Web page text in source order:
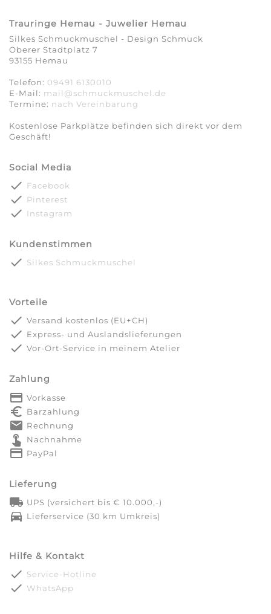
Trauringe Hemau - Juwelier Hemau
Silkes Schmuckmuschel - Design Schmuck
Oberer Stadtplatz 7
93155 Hemau
Telefon: 09491 6130010
E-Mail: mail@schmuckmuschel.de
Termine: nach Vereinbarung​​​​​​​
Kostenlose Parkplätze befinden sich direkt vor dem
Geschäft!
Social Media
done Facebook
done Pinterest
done Instagram
Kundenstimmen
done Silkes Schmuckmuschel
Vorteile
done Versand kostenlos (EU+CH)
done Express- und Auslandslieferungen
done Vor-Ort-Service in meinem Atelier
Zahlung
payment Vorkasse
euro_symbol Barzahlung
markunread Rechnung
touch_app Nachnahme
credit_card PayPal
Lieferung
local_shipping UPS (versichert bis € 10.000,-)
directions_car Lieferservice (30 km Umkreis)
Hilfe & Kontakt
done Service-Hotline
done WhatsApp